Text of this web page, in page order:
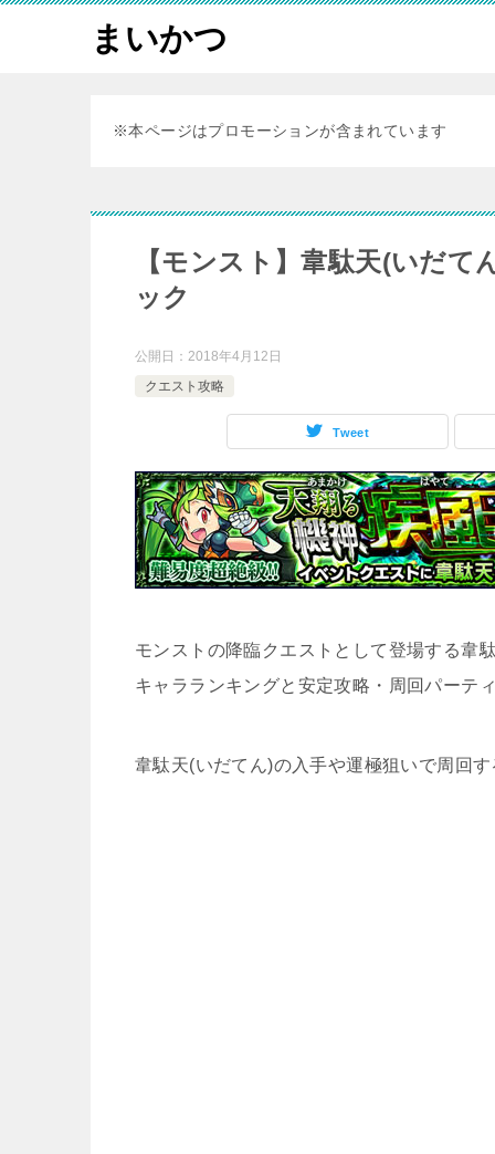
まいかつ
※本ページはプロモーションが含まれています
【モンスト】韋駄天(いだ
ック
公開日： 2018年4月12日
クエスト攻略
Tweet
モンストの降臨クエストとして登場する韋
キャラランキングと安定攻略・周回パーテ
韋駄天(いだてん)の入手や運極狙いで周回